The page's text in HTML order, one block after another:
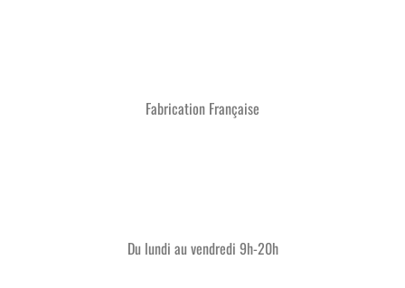
Fabrication Française
Du lundi au vendredi 9h-20h